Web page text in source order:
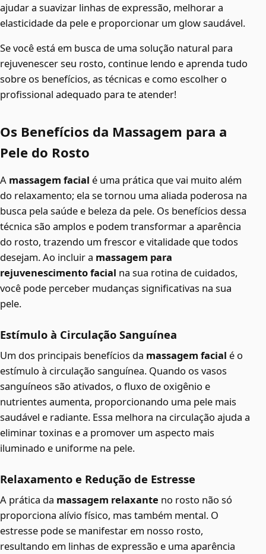
ajudar a suavizar linhas de expressão, melhorar a
elasticidade da pele e proporcionar um glow saudável.
Se você está em busca de uma solução natural para
rejuvenescer seu rosto, continue lendo e aprenda tudo
sobre os benefícios, as técnicas e como escolher o
profissional adequado para te atender!
Os Benefícios da Massagem para a
Pele do Rosto
A massagem facial é uma prática que vai muito além
do relaxamento; ela se tornou uma aliada poderosa na
busca pela saúde e beleza da pele. Os benefícios dessa
técnica são amplos e podem transformar a aparência
do rosto, trazendo um frescor e vitalidade que todos
desejam. Ao incluir a massagem para
rejuvenescimento facial na sua rotina de cuidados,
você pode perceber mudanças significativas na sua
pele.
Estímulo à Circulação Sanguínea
Um dos principais benefícios da massagem facial é o
estímulo à circulação sanguínea. Quando os vasos
sanguíneos são ativados, o fluxo de oxigênio e
nutrientes aumenta, proporcionando uma pele mais
saudável e radiante. Essa melhora na circulação ajuda a
eliminar toxinas e a promover um aspecto mais
iluminado e uniforme na pele.
Relaxamento e Redução de Estresse
A prática da massagem relaxante no rosto não só
proporciona alívio físico, mas também mental. O
estresse pode se manifestar em nosso rosto,
resultando em linhas de expressão e uma aparência